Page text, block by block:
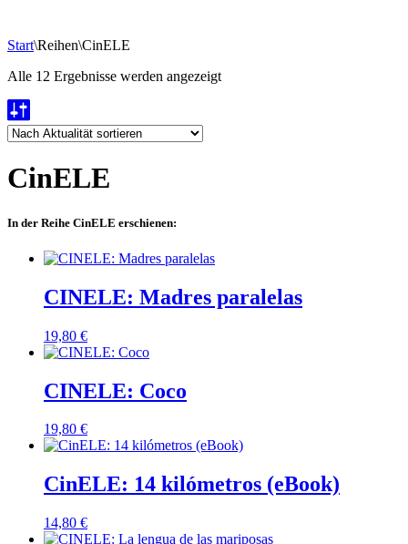
Start\Reihen\CinELE
Alle 12 Ergebnisse werden angezeigtNach
CinELE
In der Reihe CinELE erschienen:
CINELE: Madres paralelas
19,80 €
CINELE: Coco
19,80 €
CinELE: 14 kilómetros (eBook)
14,80 €